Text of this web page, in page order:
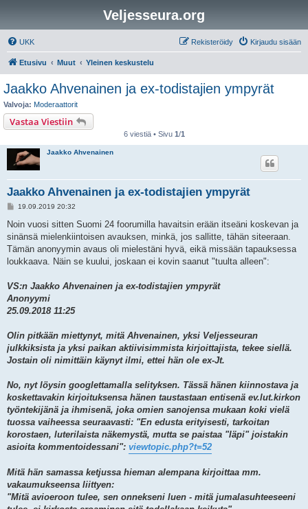
Veljesseura.org
UKK Kirjaudu sisään
Rekisteröidy
Etusivu Muut Yleinen keskustelu
Jaakko Ahvenainen ja ex-todistajien ympyrät
Valvoja: Moderaattorit
Vastaa Viestiin
6 viestiä • Sivu 1/1
Jaakko Ahvenainen
Jaakko Ahvenainen ja ex-todistajien ympyrät
V
e
t
i
19.09.2019 20:32
Noin vuosi sitten Suomi 24 foorumilla havaitsin erään itseäni koskevan ja
sinänsä mielenkiintoisen avauksen, minkä, jos sallitte, tähän siteeraan.
Tämän anonyymin avaus oli mielestäni hyvä, eikä missään tapauksessa
loukkaava. Näin se kuului, joskaan ei kovin saanut "tuulta alleen":
VS:n Jaakko Ahvenainen ja ex-todistajien ympyrät
Anonyymi
25.09.2018 11:25
Olin pitkään miettynyt, mitä Ahvenainen, yksi Veljesseuran
julkkiksista ja yksi paikan aktiivisimmista kirjoittajista, tekee siellä.
Jostain oli nimittäin käynyt ilmi, ettei hän ole ex-Jt.
No, nyt löysin googlettamalla selityksen. Tässä hänen kiinnostava ja
koskettavakin kirjoituksensa hänen taustastaan entisenä ev.lut.kirkon
työntekijänä ja ihmisenä, joka omien sanojensa mukaan koki vielä
tuossa vaiheessa seuraavasti: "En edusta erityisesti, tarkoitan
korostaen, luterilaista näkemystä, mutta se paistaa "läpi" joistakin
asioita kommentoidessani": viewtopic.php?t=52
Mitä hän samassa ketjussa hieman alempana kirjoittaa mm.
vakaumukseensa liittyen:
"Mitä avioeroon tulee, sen onnekseni luen - mitä jumalasuhteeseeni